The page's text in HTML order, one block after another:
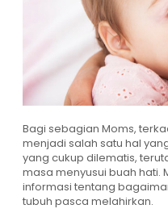
Bagi sebagian Moms,
menjadi salah satu hal
yang cukup dilematis,
masa menyusui buah hati.
informasi tentang
tubuh pasca melahirkan.